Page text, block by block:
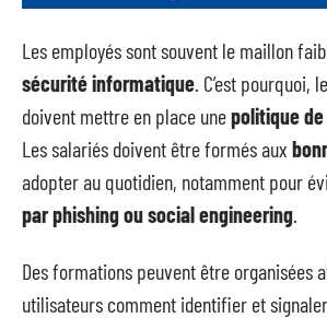
Les employés sont souvent le maillon
sécurité informatique . C’est pourquoi,
doivent mettre en place unepolitique
Les salariés doivent être formés aux
adopter au quotidien, notamment pour
par phishing ou social engineering
Des formations peuvent être organisées
utilisateurs comment identifier et